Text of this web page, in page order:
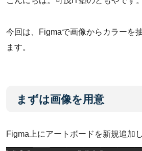
今回は、Figmaで画像からカラーを
ます。
まずは画像を用意
Figma上にアートボードを新規追加し